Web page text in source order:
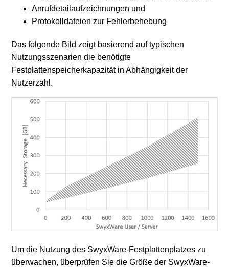
Anrufdetailaufzeichnungen und
Protokolldateien zur Fehlerbehebung
Das folgende Bild zeigt basierend auf typischen
Nutzungsszenarien die benötigte
Festplattenspeicherkapazität in Abhängigkeit der
Nutzerzahl.
Um die Nutzung des SwyxWare-Festplattenplatzes zu
überwachen, überprüfen Sie die Größe der SwyxWare-